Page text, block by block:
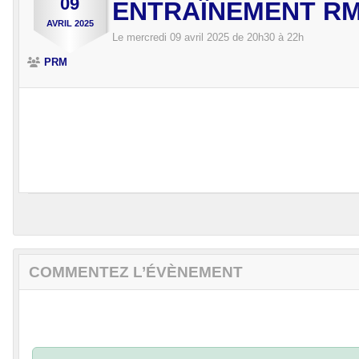
AVRIL 2025 ENTRAÎNEMENT
Le mercredi 09 avril 2025 de 20h30 à 22h
PRM
COMMENTEZ L’ÉVÈNEMENT